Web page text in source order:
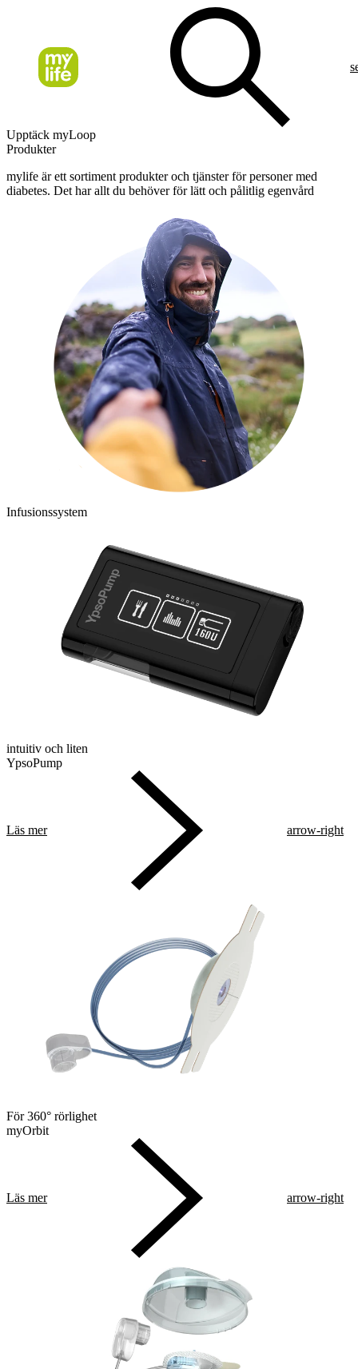
Upptäck myLoop
Produkter
mylife är ett sortiment produkter och tjänster för personer med
diabetes. Det har allt du behöver för lätt och pålitlig egenvård
Infusionssystem
intuitiv och liten
YpsoPump
Läs mer arrow-right
För 360° rörlighet
myOrbit
Läs mer arrow-right